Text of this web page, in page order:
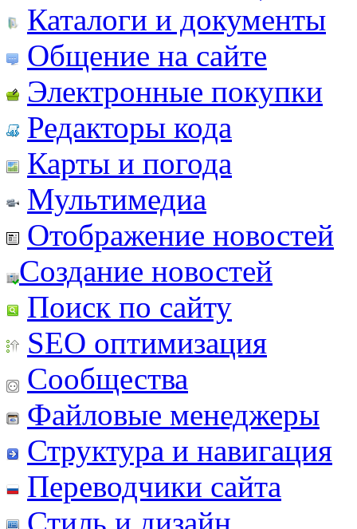
Каталоги и документы
Общение на сайте
Электронные покупки
Редакторы кода
Карты и погода
Мультимедиа
Отображение новостей
Создание новостей
Поиск по сайту
SEO оптимизация
Сообщества
Файловые менеджеры
Структура и навигация
Переводчики сайта
Стиль и дизайн